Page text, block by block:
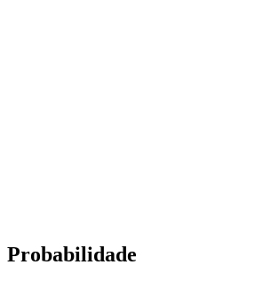
Probabilidade